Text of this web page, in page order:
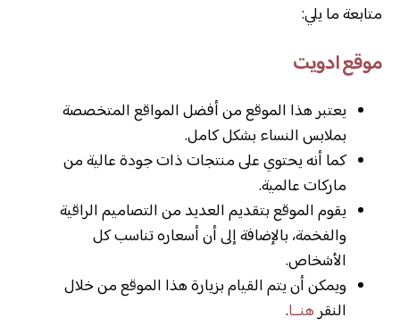
متابعة ما يلي:
موقع ادويت
يعتبر هذا الموقع من أفضل المواقع المتخصصة
بملابس النساء بشكل كامل.
كما أنه يحتوي على منتجات ذات جودة عالية من
ماركات عالمية.
يقوم الموقع بتقديم العديد من التصاميم الراقية
والفخمة، بالإضافة إلى أن أسعاره تناسب كل
الأشخاص.
ويمكن أن يتم القيام بزيارة هذا الموقع من خلال
النقرهنــا.